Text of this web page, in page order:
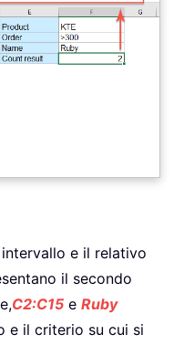
e il relativo
il secondo
C2:C15 e Ruby
e il criterio su cui si